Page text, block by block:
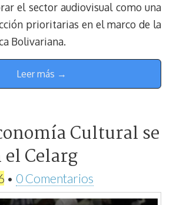
el sector audiovisual como una
prioritarias en el marco de la
Bolivariana.
Leer más →
Cultural se
Celarg
• 0 Comentarios